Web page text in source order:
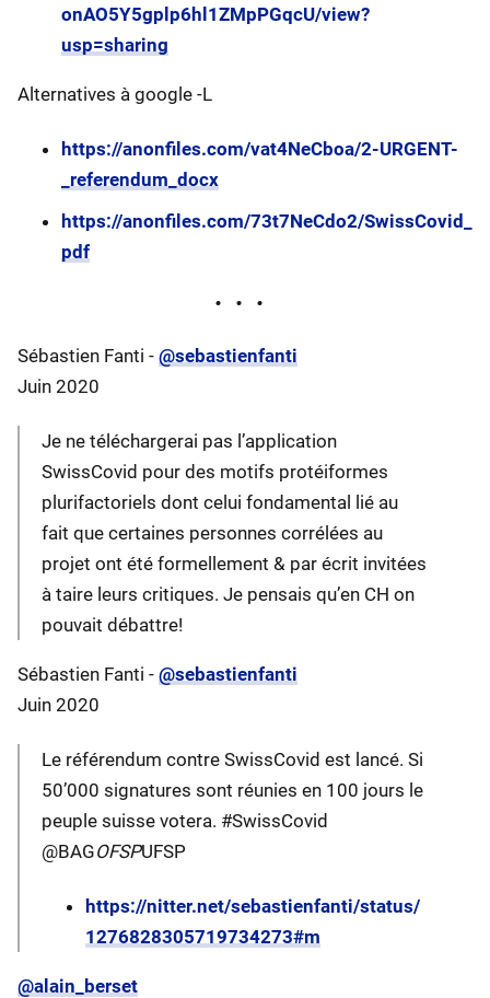
onAO5Y5gplp6hl1ZMpPGqcU/view?
usp=sharing
Alternatives à google -L
https://anonfiles.com/vat4NeCboa/2-URGENT-
_referendum_docx
https://anonfiles.com/73t7NeCdo2/SwissCovid_
pdf
Sébastien Fanti - @sebastienfanti
Juin 2020
Je ne téléchargerai pas l’application
SwissCovid pour des motifs protéiformes
plurifactoriels dont celui fondamental lié au
fait que certaines personnes corrélées au
projet ont été formellement & par écrit invitées
à taire leurs critiques. Je pensais qu’en CH on
pouvait débattre!
Sébastien Fanti - @sebastienfanti
Juin 2020
Le référendum contre SwissCovid est lancé. Si
50’000 signatures sont réunies en 100 jours le
peuple suisse votera. #SwissCovid
@BAGOFSPUFSP
https://nitter.net/sebastienfanti/status/
1276828305719734273#m
@alain_berset